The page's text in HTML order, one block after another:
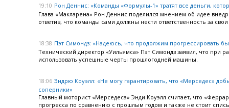
19:10 Рон Деннис: «Команды «Формулы-1» тратят все деньги,
Глава «Макларена» Рон Деннис поделился мнением об идее
ответив, что команды сами должны нести ответственность за свои
18:38 Пэт Симондз: «Надеюсь, что продолжим прогрессировать
Технический директор «Уильямса» Пэт Симондз заявил, что при
использовать успешные черты прошлогодней машины.
18:06 Эндрю Коуэлл: «Не могу гарантировать, что «Мерседес»
соперники»
Главный моторист «Мерседеса» Энди Коуэлл считает, что
прогресса по сравнению с прошлым годом и также не стоит